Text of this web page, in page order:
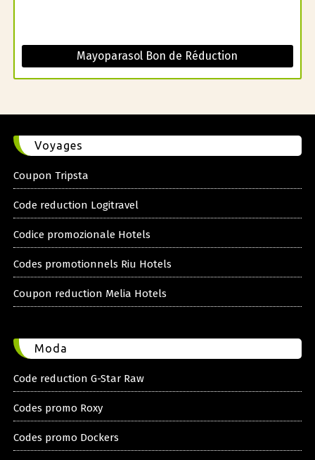
Mayoparasol Bon de Réduction
Voyages
Coupon Tripsta
Code reduction Logitravel
Codice promozionale Hotels
Codes promotionnels Riu Hotels
Coupon reduction Melia Hotels
Moda
Code reduction G-Star Raw
Codes promo Roxy
Codes promo Dockers